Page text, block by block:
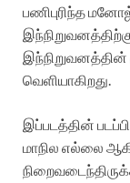
பணிபுரிந்த
இந்நிறுவனத்தின்
வெளியாகிறது.
இப்படத்தின்
மாநில எல்லை